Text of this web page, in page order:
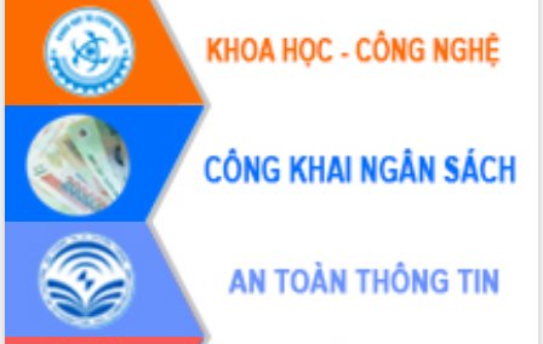
Đắk Lắk: Tôn vinh 46 giải pháp tại Hội
thi Sáng tạo Kỹ thuật 2024 - 2025
Đắk Lắk rà soát, điều chỉnh Đề án 190
về phát triển nuôi trồng thủy sản
Phó Chủ tịch UBND tỉnh Đắk Lắk
Trương Công Thái kiểm tra thực địa
Dự án cao tốc Khánh Hòa - Buôn Ma
Thuột
Định vị cà phê Việt Nam như một “di
sản sống” trong dòng chảy toàn cầu
Xây dựng nông thôn mới: Nâng cao đời
sống người dân từ những mô hình thiết
thực